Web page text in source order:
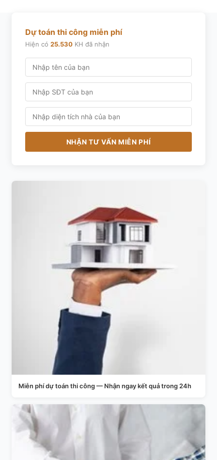
Dự toán thi công miễn phí
Hiện có 25.530 KH đã nhận
NHẬN TƯ VẤN MIỄN PHÍ
Miễn phí dự toán thi công — Nhận ngay kết quả trong 24h